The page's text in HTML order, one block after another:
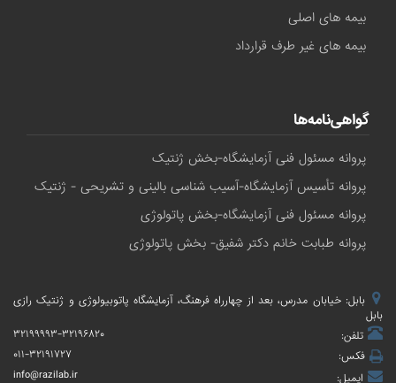
بیمه های اصلی
بیمه های غیر طرف قرارداد
گواهی‌نامه‌ها
پروانه مسئول فنی آزمایشگاه-بخش ژنتیک
پروانه تأسیس آزمایشگاه-آسیب شناسی بالینی و تشریحی - ژنتیک
پروانه مسئول فنی آزمایشگاه-بخش پاتولوژی
پروانه طبابت خانم دکتر شفیق- بخش پاتولوژی
بابل: خیابان مدرس، بعد از چهارراه فرهنگ، آزمایشگاه پاتوبیولوژی و ژنتیک رازی
بابل
تلفن:
۳۲۱۹۹۹۹۳-۳۲۱۹۶۸۲۰
فکس:
۰۱۱-۳۲۱۹۱۷۲۷
ایمیل:
info@razilab.ir